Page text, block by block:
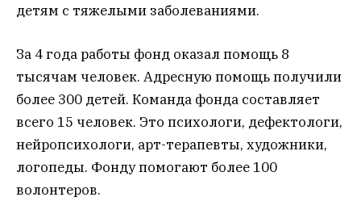
детям с тяжелыми заболеваниями.
За 4 года работы фонд оказал помощь 8
тысячам человек. Адресную помощь получили
более 300 детей. Команда фонда составляет
всего 15 человек. Это психологи, дефектологи,
нейропсихологи, арт-терапевты, художники,
логопеды. Фонду помогают более 100
волонтеров.